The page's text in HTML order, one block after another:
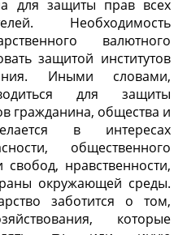
для защиты прав всех
Необходимость
валютного
защитой институтов
Иными словами,
для защиты
гражданина, общества и
в интересах
общественного
нравственности,
окружающей среды.
заботится о том,
которые